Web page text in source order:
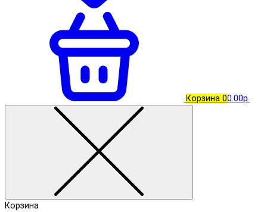
Корзина 00.00р.
Корзина